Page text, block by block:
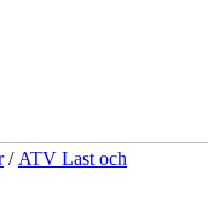
/ ATV Last och